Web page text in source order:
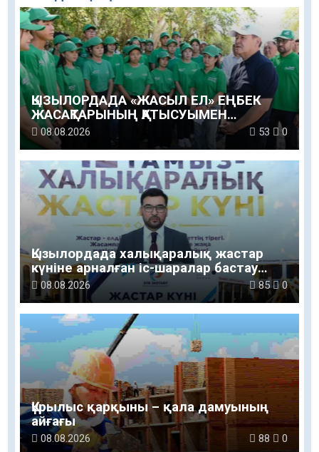
ҚЫЗЫЛОРДАДА «ЖАСЫЛ ЕЛ» ЕҢБЕК
ЖАСАҚТАРЫНЫҢ ҚАТЫСУЫМЕН
ЭКОЛОГИЯЛЫҚ СЕНБІЛІК ӨТТІ
08.08.2026 53 0
Қызылордада халықаралық жастар
күніне арналған іс-шаралар бастау
алды
08.08.2026 85 0
Құрылыс қарқыны – қала дамуының
айғағы
08.08.2026 88 0